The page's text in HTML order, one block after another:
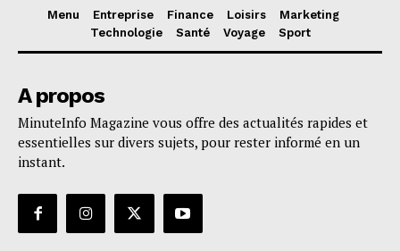
Menu Entreprise Finance Loisirs
Marketing
Technologie
Santé Voyage Sport
A propos
MinuteInfo Magazine vous offre des actualités rapides et
essentielles sur divers sujets, pour rester informé en un
instant.